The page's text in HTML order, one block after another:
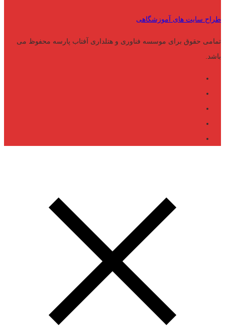
طراح سایت های آموزشگاهی
تمامی حقوق برای موسسه فناوری و هتلداری آفتاب پارسه محفوظ می
باشد.